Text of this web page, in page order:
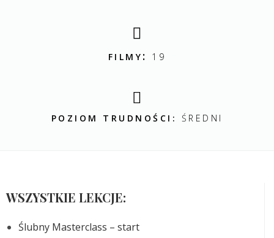
FILMY : 19
POZIOM TRUDNOŚCI: ŚREDNI
WSZYSTKIE LEKCJE:
Ślubny Masterclass – start